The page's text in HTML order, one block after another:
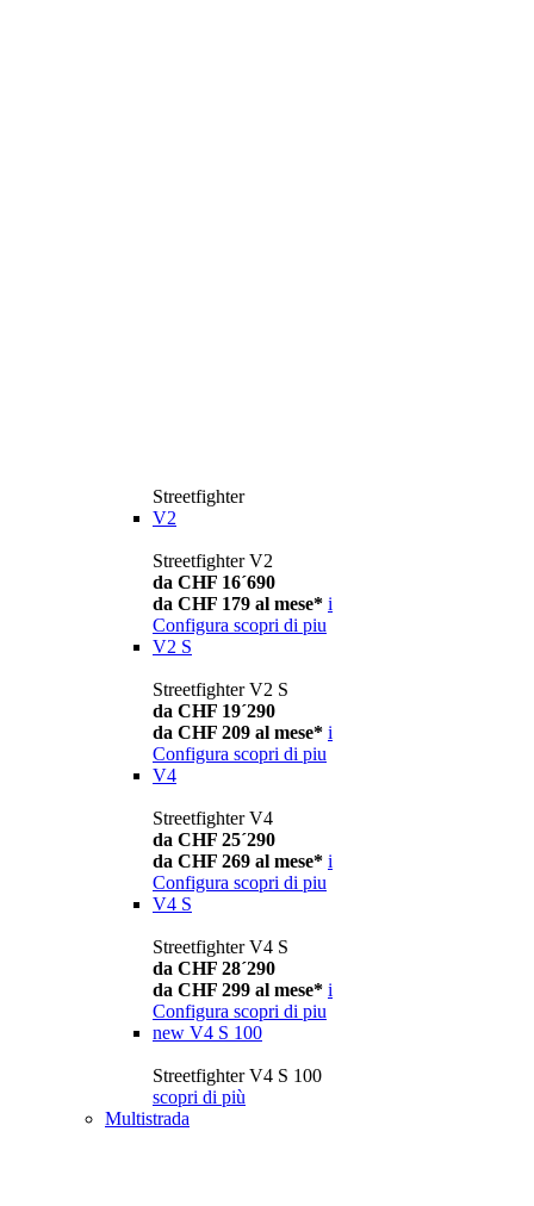
Streetfighter
V2
Streetfighter V2
da CHF 16´690
da CHF 179 al mese* i
Configura scopri di piu
V2 S
Streetfighter V2 S
da CHF 19´290
da CHF 209 al mese* i
Configura scopri di piu
V4
Streetfighter V4
da CHF 25´290
da CHF 269 al mese* i
Configura scopri di piu
V4 S
Streetfighter V4 S
da CHF 28´290
da CHF 299 al mese* i
Configura scopri di piu
new V4 S 100
Streetfighter V4 S 100
scopri di più
Multistrada